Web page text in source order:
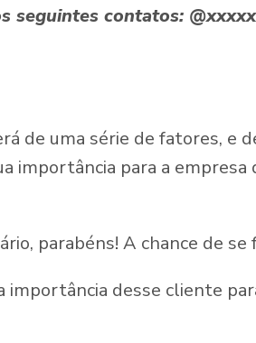
seguintes contatos:
de uma série de fatores, e
importância para a empresa
parabéns! A chance de
importância desse cliente